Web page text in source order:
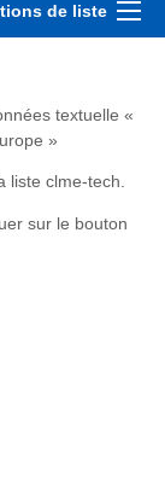
de liste
textuelle «
»
liste clme-tech.
sur le bouton